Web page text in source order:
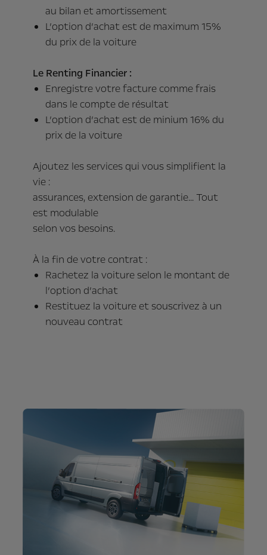
au bilan et amortissement
L’option d’achat est de maximum 15%
du prix de la voiture
Le Renting Financier :
Enregistre votre facture comme frais
dans le compte de résultat
L’option d’achat est de minium 16% du
prix de la voiture
Ajoutez les services qui vous simplifient la
vie :
assurances, extension de garantie... Tout
est modulable
selon vos besoins.
À la fin de votre contrat :
Rachetez la voiture selon le montant de
l’option d’achat
Restituez la voiture et souscrivez à un
nouveau contrat